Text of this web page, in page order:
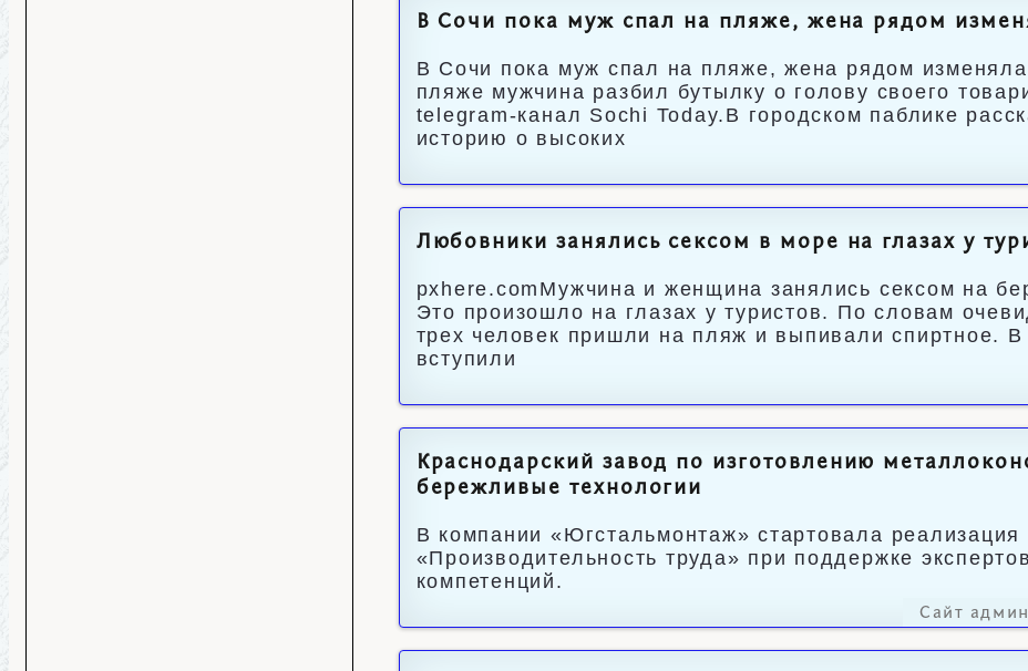
В Сочи пока муж спал на пляже, жена рядом
В Сочи пока муж спал на пляже, жена рядом
пляже мужчина разбил бутылку о голову своего
telegram-канал Sochi Today.В городском паблике
историю о высоких
Любовники занялись сексом в море на глазах у
pxhere.comМужчина и женщина занялись сексом на
Это произошло на глазах у туристов. По словам
трех человек пришли на пляж и выпивали спиртное.
вступили
Краснодарский завод по изготовлению
бережливые технологии
В компании «Югстальмонтаж» стартовала реализация
«Производительность труда» при поддержке
компетенций.
Сайт